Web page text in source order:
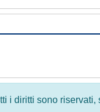
i diritti sono